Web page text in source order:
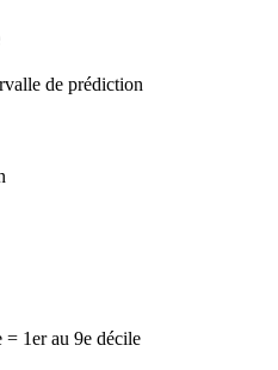
de prédiction
= 1er au 9e décile